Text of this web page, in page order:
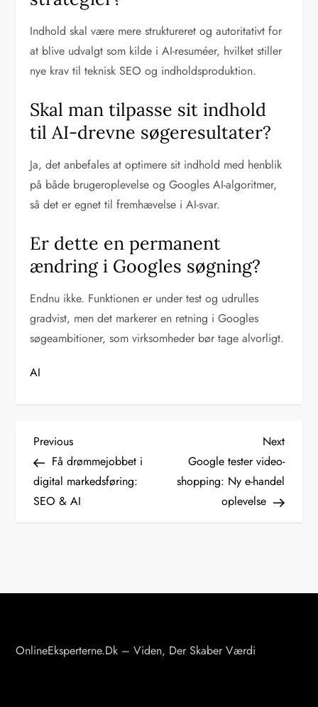
Indhold skal være mere struktureret og autoritativt for
at blive udvalgt som kilde i AI-resuméer, hvilket stiller
nye krav til teknisk SEO og indholdsproduktion.
Skal man tilpasse sit indhold
til AI-drevne søgeresultater?
Ja, det anbefales at optimere sit indhold med henblik
på både brugeroplevelse og Googles AI-algoritmer,
så det er egnet til fremhævelse i AI-svar.
Er dette en permanent
ændring i Googles søgning?
Endnu ikke. Funktionen er under test og udrulles
gradvist, men det markerer en retning i Googles
søgeambitioner, som virksomheder bør tage alvorligt.
AI
I
n
d
l
v
Previous
Post
Previous
Få drømmejobbet i
digital markedsføring:
SEO & AI
Next
Post
Next
Google tester video-
shopping: Ny e-handel
oplevelse
OnlineEksperterne.dk – Viden, Der Skaber Værdi